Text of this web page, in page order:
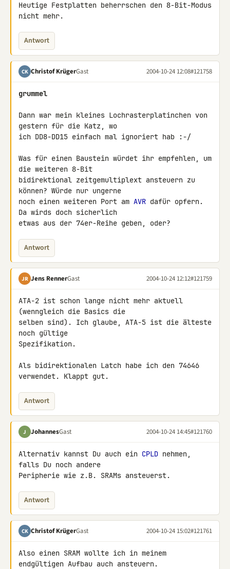
Heutige Festplatten beherrschen den 8-Bit-Modus
nicht mehr.
Antwort
CK Christof KrügerGast 2004-10-24 12:08#121758
grummel
Dann war mein kleines Lochrasterplatinchen von
gestern für die Katz, wo
ich DD8-DD15 einfach mal ignoriert hab :-/
Was für einen Baustein würdet ihr empfehlen, um
die weiteren 8-Bit
bidirektional zeitgemultiplext ansteuern zu
können? Würde nur ungerne
noch einen weiteren Port am AVR dafür opfern.
Da wirds doch sicherlich
etwas aus der 74er-Reihe geben, oder?
Antwort
JR Jens RennerGast 2004-10-24 12:12#121759
ATA-2 ist schon lange nicht mehr aktuell
(wenngleich die Basics die
selben sind). Ich glaube, ATA-5 ist die älteste
noch gültige
Spezifikation.
Als bidirektionalen Latch habe ich den 74646
verwendet. Klappt gut.
Antwort
J JohannesGast 2004-10-24 14:45#121760
Alternativ kannst Du auch ein CPLD nehmen,
falls Du noch andere
Peripherie wie z.B. SRAMs ansteuerst.
Antwort
CK Christof KrügerGast 2004-10-24 15:02#121761
Also einen SRAM wollte ich in meinem
endgültigen Aufbau auch ansteuern.